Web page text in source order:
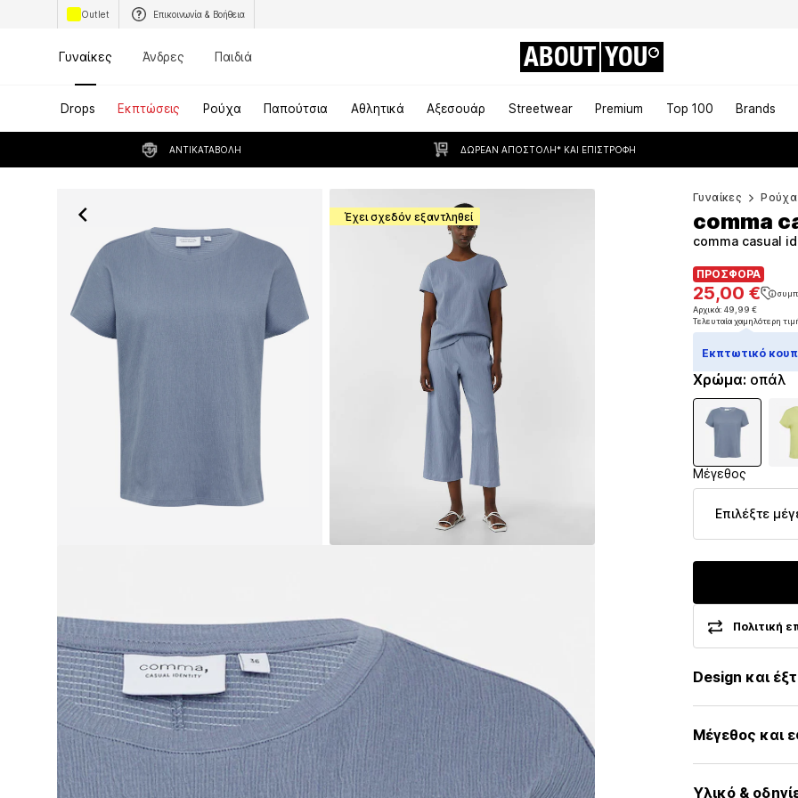
Outlet Επικοινωνία & Βοήθεια
Γυναίκες Άνδρες Παιδιά ABOUT YOU
Drops Εκπτώσεις Ρούχα Παπούτσια Αθλητικά Αξεσουάρ Streetwear Premium Top 100 Brands
ΑΝΤΙΚΑΤΑΒΟΛΉ ΔΩΡΕΆΝ ΑΠΟΣΤΟΛΉ* ΚΑΙ ΕΠΙΣΤΡΟΦΉ
Έχει σχεδόν εξαντληθεί
Γυναίκες Ρούχα
ΠΡΟΣΦΟΡΑ
25,00 €
Αρχικά: 49,99 €
Τελευταία χαμηλότερη
ΠΡΟΣΦΟΡΑ
25,00 €
Αρχικά: 49,99 €
Τελευταία χαμηλότερη
comma casual
comma
Εκπτωτικό
Χρώμα: οπάλ
Μέγεθος
Επιλέξτε
Πολιτική
Design και
Ζέρσεϊ
Στρόγγυλη
Γαζωμένο
Μέγεθος και
Υλικό &